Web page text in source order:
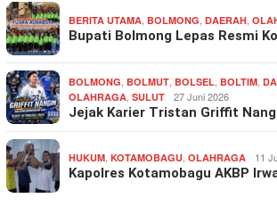
BERITA UTAMA BOLMONG DAERAH
Bupati Bolmong Lepas Resmi
BOLMONG BOLMUT BOLSEL BOLTIM
OLAHRAGA SULUT 27 Juni 2026
Jejak Karier Tristan Griffit
HUKUM KOTAMOBAGU OLAHRAGA 11
Kapolres Kotamobagu AKBP